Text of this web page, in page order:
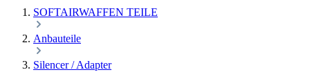
SOFTAIRWAFFEN TEILE
Anbauteile
Silencer / Adapter